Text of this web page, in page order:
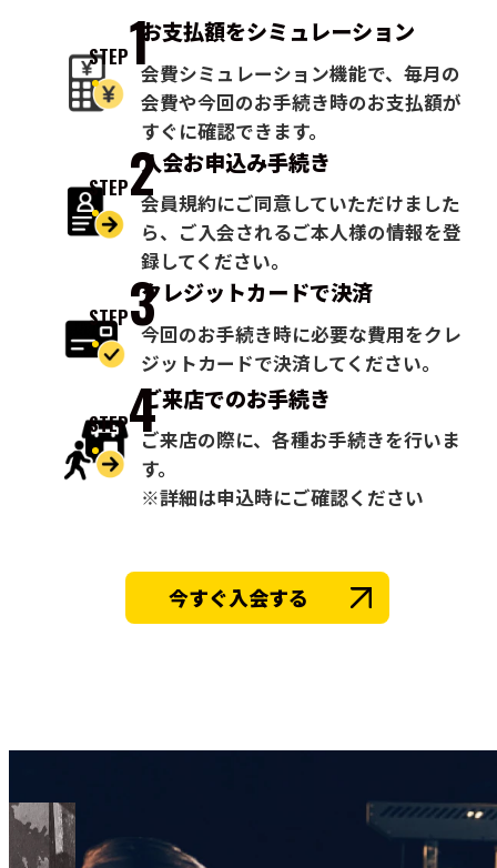
STEP1お支払額をシミュレーション
会費シミュレーション機能で、毎月の
会費や今回のお手続き時のお支払額が
すぐに確認できます。
STEP2入会お申込み手続き
会員規約にご同意していただけました
ら、ご入会されるご本人様の情報を登
録してください。
STEP3クレジットカードで決済
今回のお手続き時に必要な費用をクレ
ジットカードで決済してください。
STEP4ご来店でのお手続き
ご来店の際に、各種お手続きを行いま
す。
※詳細は申込時にご確認ください
今すぐ入会する